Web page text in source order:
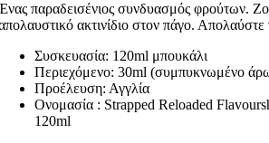
παραδεισένιος συνδυασμός φρούτων.
ακτινίδιο στον πάγο. Απολαύστε
Συσκευασία: 120ml μπουκάλι
Περιεχόμενο: 30ml (συμπυκνωμένο
Προέλευση: Αγγλία
Ονομασία : Strapped Reloaded
120ml